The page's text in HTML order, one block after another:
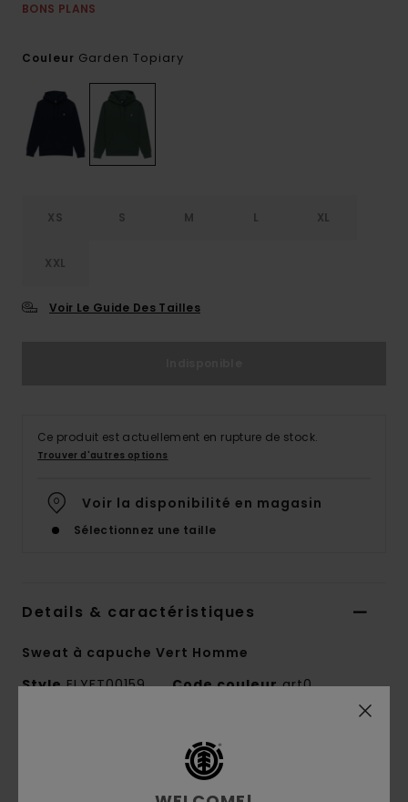
BONS PLANS
Couleur Garden Topiary
XS S M L XL
XXL
Voir Le Guide Des Tailles
Ce produit est actuellement en rupture de stock.
Trouver d'autres options
Voir la disponibilité en magasin
Sélectionnez une taille
Details & caractéristiques
Sweat à capuche Vert Homme
StyleELYFT00159 Code couleurgrt0
collection permanente